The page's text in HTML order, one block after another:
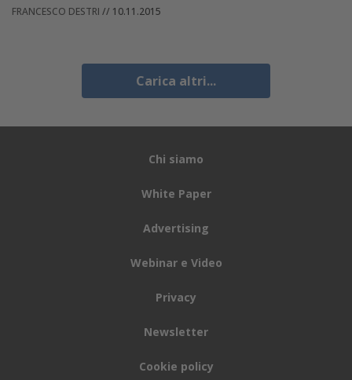
FRANCESCO DESTRI // 10.11.2015
Carica altri...
Chi siamo
White Paper
Advertising
Webinar e Video
Privacy
Newsletter
Cookie policy